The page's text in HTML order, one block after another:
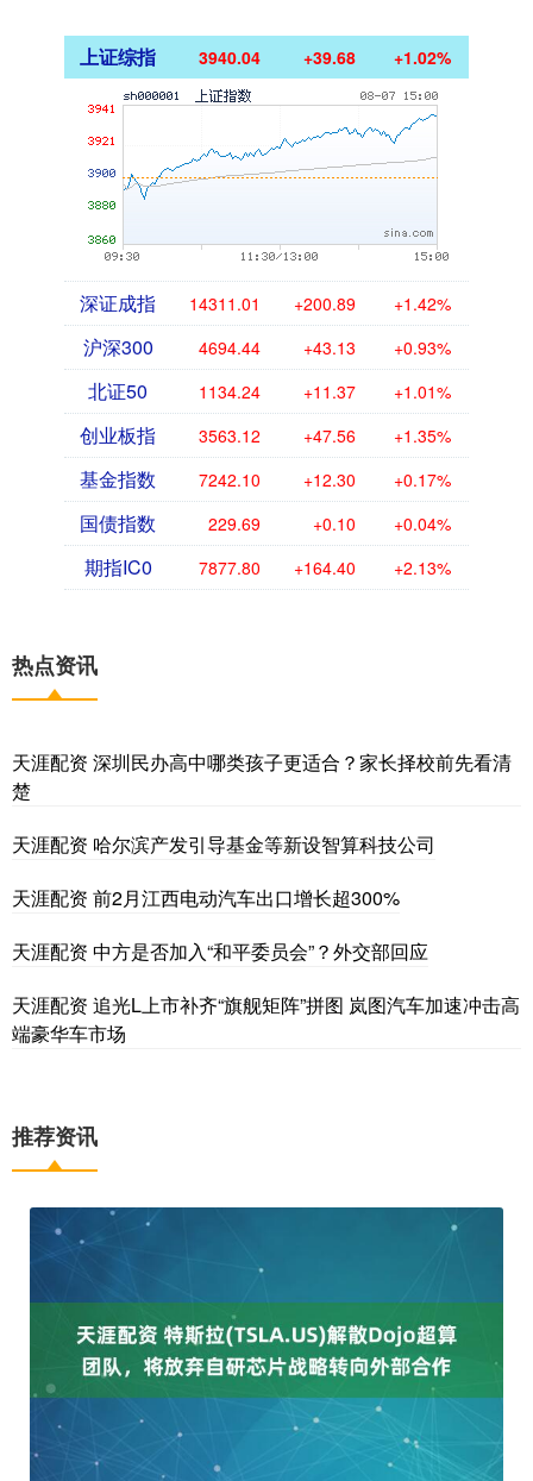
上证综指 3940.04 +39.68 +1.02%
深证成指 14311.01 +200.89 +1.42%
沪深300 4694.44 +43.13 +0.93%
北证50 1134.24 +11.37 +1.01%
创业板指 3563.12 +47.56 +1.35%
基金指数 7242.10 +12.30 +0.17%
国债指数 229.69 +0.10 +0.04%
期指IC0 7877.80 +164.40 +2.13%
热点资讯
天涯配资 深圳民办高中哪类孩子更适合？家长择校前先看清
楚
天涯配资 哈尔滨产发引导基金等新设智算科技公司
天涯配资 前2月江西电动汽车出口增长超300%
天涯配资 中方是否加入“和平委员会”？外交部回应
天涯配资 追光L上市补齐“旗舰矩阵”拼图 岚图汽车加速冲击高
端豪华车市场
推荐资讯